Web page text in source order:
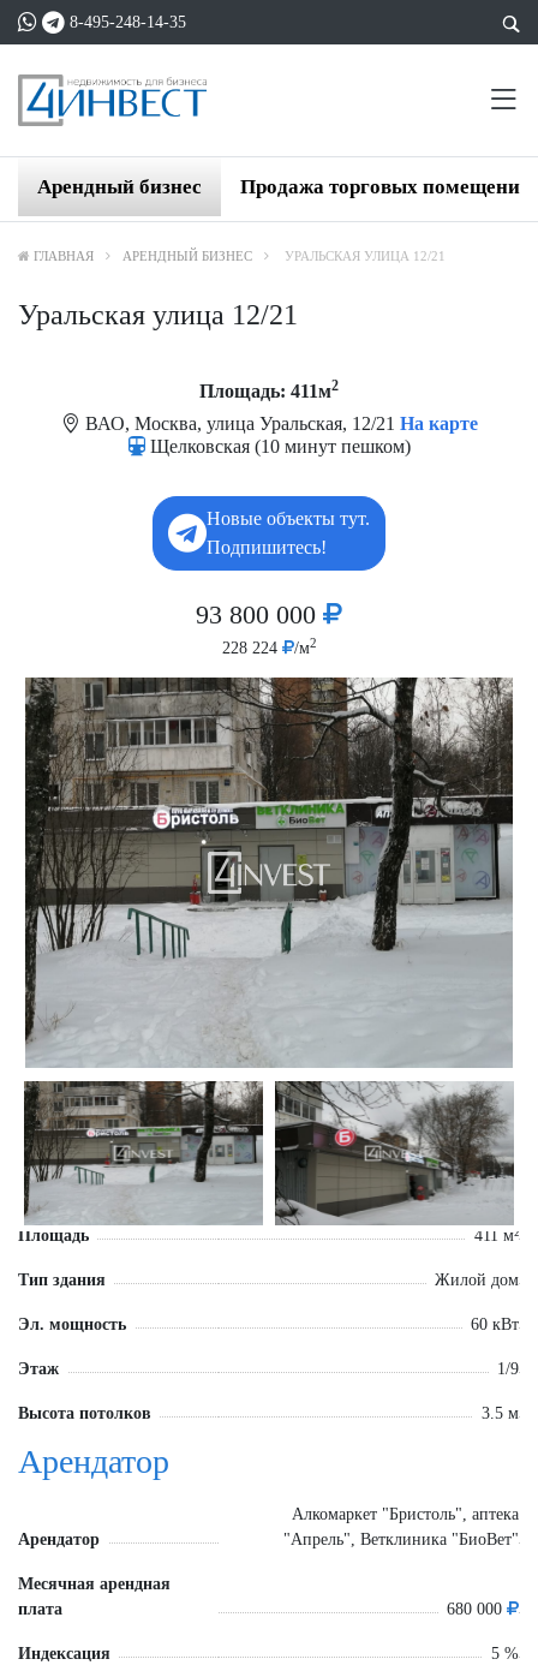
8-495-248-14-35
Арендный бизнес Продажа торговых помещений
ГЛАВНАЯ АРЕНДНЫЙ БИЗНЕС УРАЛЬСКАЯ УЛИЦА 12/21
Уральская улица 12/21
Площадь: 411м2
ВАО, Москва, улица Уральская, 12/21 На карте
Щелковская (10 минут пешком)
Новые объекты тут.
Подпишитесь!
93 800 000
228 224 /м2
Площадь 411 м²
Тип здания Жилой дом
Эл. мощность 60 кВт
Этаж 1/9
Высота потолков 3.5 м
Арендатор
Арендатор
Алкомаркет "Бристоль", аптека
"Апрель", Ветклиника "БиоВет"
Месячная арендная
плата
680 000
Индексация 5 %